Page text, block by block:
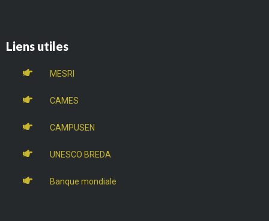
Liens utiles
MESRI
CAMES
CAMPUSEN
UNESCO BREDA
Banque mondiale